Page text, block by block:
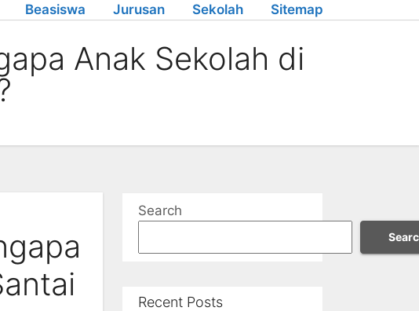
Beasiswa Jurusan Sekolah Sitemap
Anak Sekolah di
Search
Recent Posts